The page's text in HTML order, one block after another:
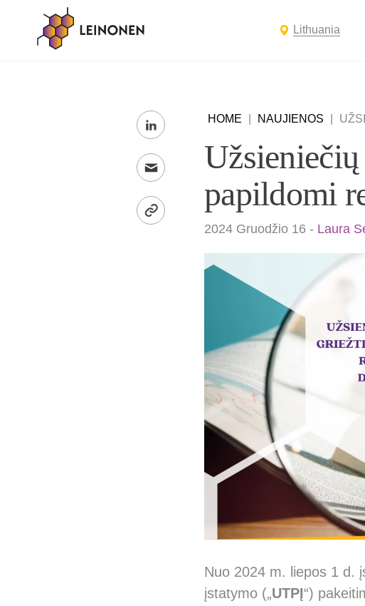
Lithuania
HOME NAUJIENOS
papildomi
2024 Gruodžio 16 - Laura
Nuo 2024 m. liepos 1 d.
įstatymo („UTPĮ“)